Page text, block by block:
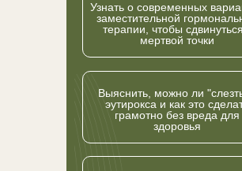
⁠Выяснить, можно ли
эутирокса и как это
грамотно без вреда для
здоровья
Узнать о современных
заместительной
терапии, чтобы
мертвой точки